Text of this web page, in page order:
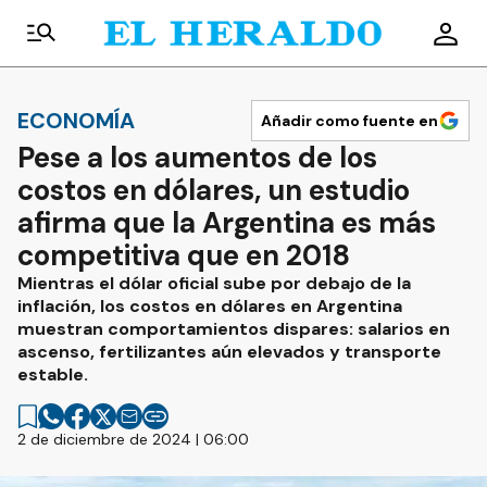
ECONOMÍA Añadir como fuente en
Pese a los aumentos de los
costos en dólares, un estudio
afirma que la Argentina es más
competitiva que en 2018
Mientras el dólar oficial sube por debajo de la
inflación, los costos en dólares en Argentina
muestran comportamientos dispares: salarios en
ascenso, fertilizantes aún elevados y transporte
estable.
2 de diciembre de 2024 | 06:00